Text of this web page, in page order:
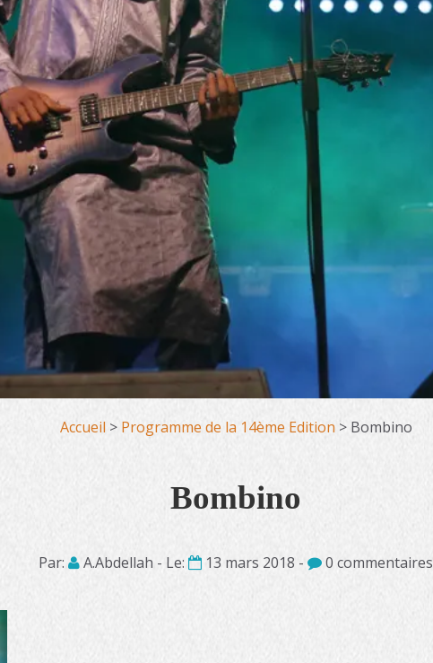
Accueil > Programme de la 14ème Edition > Bombino
Bombino
Par: A.Abdellah - Le: 13 mars 2018 - 0 commentaires